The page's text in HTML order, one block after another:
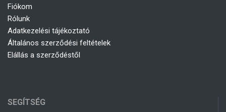
Fiókom
Rólunk
Adatkezelési tájékoztató
Általános szerződési feltételek
Elállás a szerződéstől
SEGÍTSÉG